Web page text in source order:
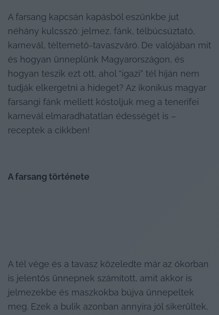
A farsang kapcsán kapásból eszünkbe jut
néhány kulcsszó: jelmez, fánk, télbúcsúztató,
karnevál, téltemető-tavaszváró. De valójában mit
és hogyan ünneplünk Magyarországon, és
hogyan teszik ezt ott, ahol “igazi” tél híján nem
tudják elkergetni a hideget? Az ikonikus magyar
farsangi fánk mellett kóstoljuk meg a tenerifei
karnevál elmaradhatatlan édességét is –
receptek a cikkben!
A farsang története
A tél vége és a tavasz közeledte már az ókorban
is jelentős ünnepnek számított, amit akkor is
jelmezekbe és maszkokba bújva ünnepeltek
meg. Ezek a bulik azonban annyira jól sikerültek,